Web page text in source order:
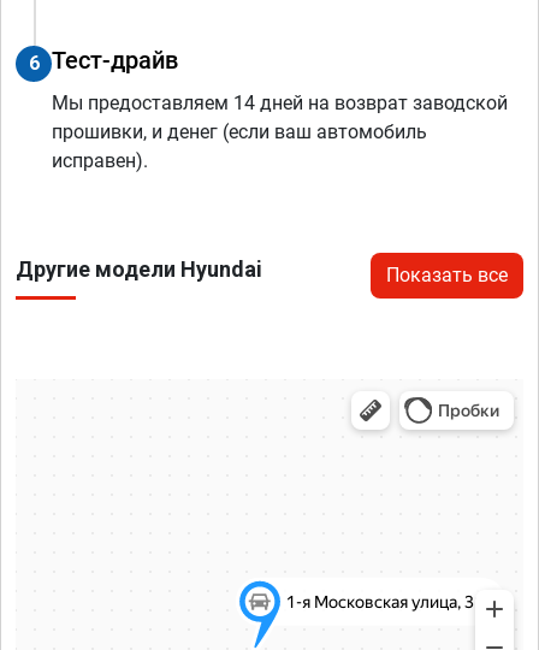
6 Тест-драйв
Мы предоставляем 14 дней на возврат заводской
прошивки, и денег (если ваш автомобиль
исправен).
Другие модели Hyundai Показать все